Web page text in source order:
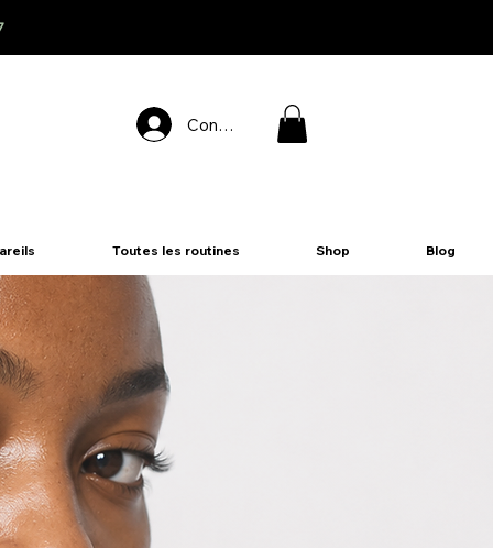
Connexion
Toutes les routines Shop Blog